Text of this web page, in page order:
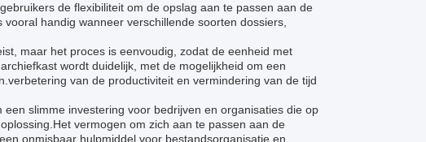
de flexibiliteit om de opslag aan te passen aan de
handig wanneer verschillende soorten dossiers,
maar het proces is eenvoudig, zodat de eenheid met
wordt duidelijk, met de mogelijkheid om een
van de productiviteit en vermindering van de tijd
slimme investering voor bedrijven en organisaties die op
vermogen om zich aan te passen aan de
onmisbaar hulpmiddel voor bestandsorganisatie en